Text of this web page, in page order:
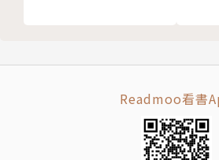
Readmoo看書